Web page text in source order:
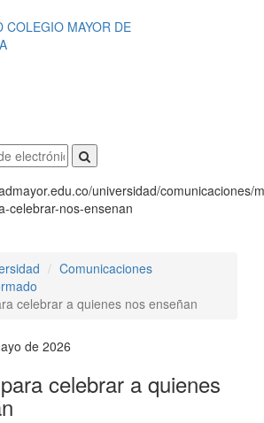
universidad/comunicaciones/
celebrar-nos-ensenan
Comunicaciones
celebrar a quienes nos enseñan
de 2026
celebrar a quienes